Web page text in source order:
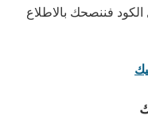
فننصحك بالاطلاع